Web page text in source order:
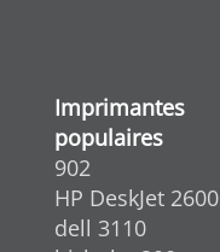
Imprimantes
populaires
902
HP DeskJet 2600
dell 3110